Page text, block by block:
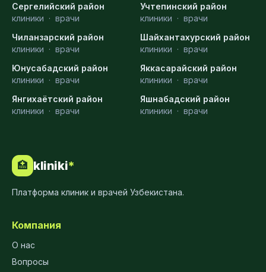
Сергелийский район
клиники · врачи
Учтепинский район
клиники · врачи
Чиланзарский район
клиники · врачи
Шайхантахурский район
клиники · врачи
Юнусабадский район
клиники · врачи
Яккасарайский район
клиники · врачи
Янгихаётский район
клиники · врачи
Яшнабадский район
клиники · врачи
🏥 kliniki*
Платформа клиник и врачей Узбекистана.
Компания
О нас
Вопросы